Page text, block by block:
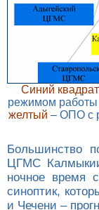
Синий квадрат
режимом работы
желтый – ОПО с
Большинство
ЦГМС
ночное время
синоптик,
и Чечени –